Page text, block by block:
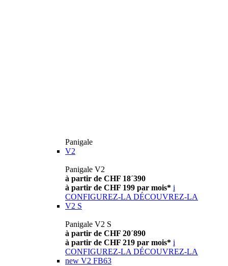
Panigale
V2
Panigale V2
à partir de CHF 18´390
à partir de CHF 199 par mois* i
CONFIGUREZ-LA DÉCOUVREZ-LA
V2 S
Panigale V2 S
à partir de CHF 20´890
à partir de CHF 219 par mois* i
CONFIGUREZ-LA DÉCOUVREZ-LA
new V2 FB63